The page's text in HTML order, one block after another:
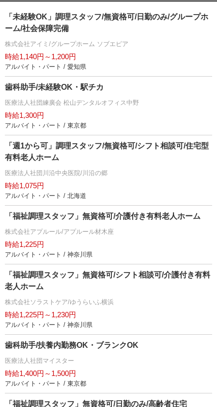
「未経験OK」調理スタッフ/無資格可/日勤のみ/グループホ
ーム/社会保障完備
株式会社アイミ/グループホーム ソブエピア
時給1,140円～1,200円
アルバイト・パート / 愛知県
歯科助手/未経験OK・駅チカ
医療法人社団練廣会 松山デンタルオフィス中野
時給1,300円
アルバイト・パート / 東京都
「週1から可」調理スタッフ/無資格可/シフト相談可/住宅型
有料老人ホーム
医療法人社団川沿中央医院/川沿の郷
時給1,075円
アルバイト・パート / 北海道
「福祉調理スタッフ」無資格可/介護付き有料老人ホーム
株式会社アプルール/アプルール材木座
時給1,225円
アルバイト・パート / 神奈川県
「福祉調理スタッフ」無資格可/シフト相談可/介護付き有料
老人ホーム
株式会社ソラストケア/ゆうらいふ横浜
時給1,225円～1,230円
アルバイト・パート / 神奈川県
歯科助手/扶養内勤務OK・ブランクOK
医療法人社団マイスター
時給1,400円～1,500円
アルバイト・パート / 東京都
「福祉調理スタッフ」無資格可/日勤のみ/高齢者住宅